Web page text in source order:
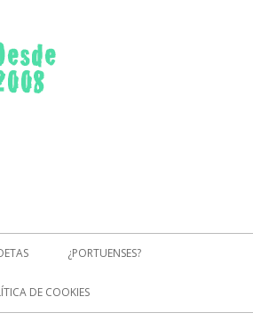
¿PORTUENSES?
DE COOKIES